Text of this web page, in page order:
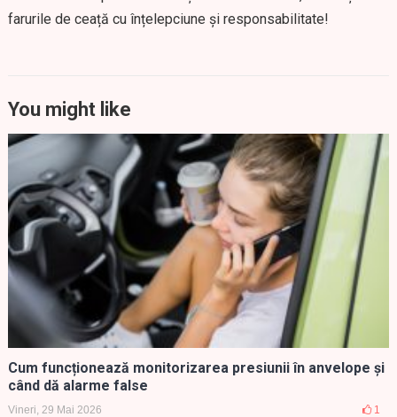
farurile de ceață cu înțelepciune și responsabilitate!
You might like
Cum funcționează monitorizarea presiunii în anvelope și
când dă alarme false
Vineri, 29 Mai 2026 1